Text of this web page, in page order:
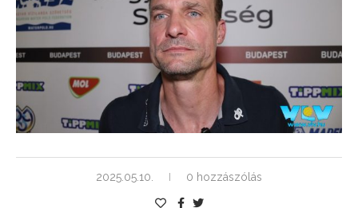
2025.05.10. 0 hozzászólás